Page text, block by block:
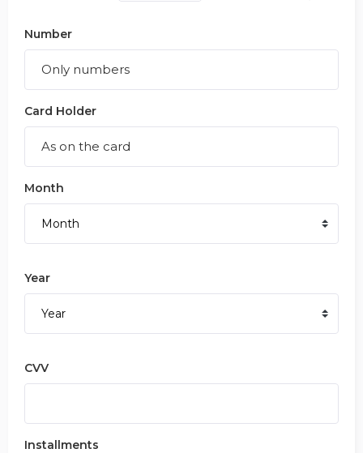
Number
Card Holder
Month
Year
CVV
Installments